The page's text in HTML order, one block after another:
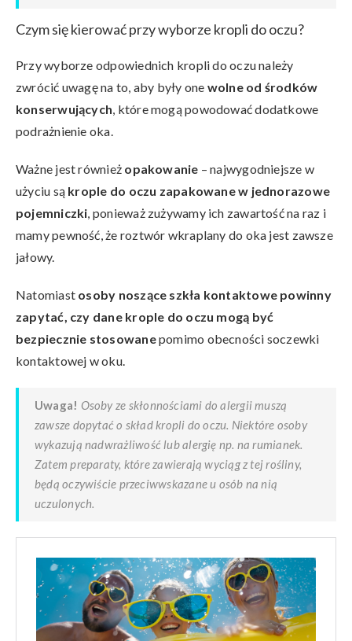
Czym się kierować przy wyborze kropli do oczu?
Przy wyborze odpowiednich kropli do oczu należy
zwrócić uwagę na to, aby były one wolne od środków
konserwujących , które mogą powodować dodatkowe
podrażnienie oka.
Ważne jest również opakowanie – najwygodniejsze w
użyciu są krople do oczu zapakowane w jednorazowe
pojemniczki , ponieważ zużywamy ich zawartość na raz i
mamy pewność, że roztwór wkraplany do oka jest zawsze
jałowy.
Natomiast osoby noszące szkła kontaktowe powinny
zapytać, czy dane krople do oczu mogą być
bezpiecznie stosowanepomimo obecności soczewki
kontaktowej w oku.
Uwaga! Osoby ze skłonnościami do alergii muszą
zawsze dopytać o skład kropli do oczu. Niektóre osoby
wykazują nadwrażliwość lub alergię np. na rumianek.
Zatem preparaty, które zawierają wyciąg z tej rośliny,
będą oczywiście przeciwwskazane u osób na nią
uczulonych.